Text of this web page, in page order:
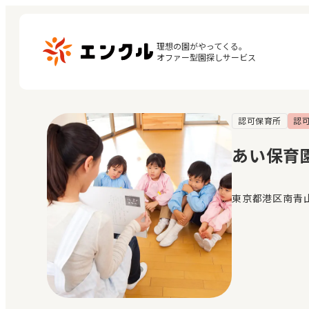
理想の園がやってくる。
オファー型園探しサービス
保育園・幼稚園を探す
地図から探す
地域から探す
マ
閲
お
認可保育所 認
あい保育
東京都港区南青